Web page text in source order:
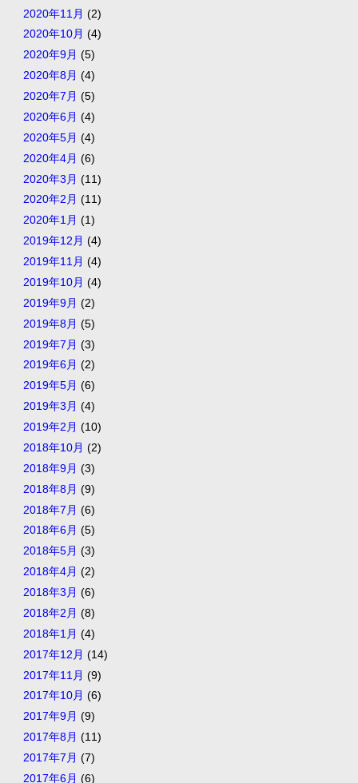
2020年11月 (2)
2020年10月 (4)
2020年9月 (5)
2020年8月 (4)
2020年7月 (5)
2020年6月 (4)
2020年5月 (4)
2020年4月 (6)
2020年3月 (11)
2020年2月 (11)
2020年1月 (1)
2019年12月 (4)
2019年11月 (4)
2019年10月 (4)
2019年9月 (2)
2019年8月 (5)
2019年7月 (3)
2019年6月 (2)
2019年5月 (6)
2019年3月 (4)
2019年2月 (10)
2018年10月 (2)
2018年9月 (3)
2018年8月 (9)
2018年7月 (6)
2018年6月 (5)
2018年5月 (3)
2018年4月 (2)
2018年3月 (6)
2018年2月 (8)
2018年1月 (4)
2017年12月 (14)
2017年11月 (9)
2017年10月 (6)
2017年9月 (9)
2017年8月 (11)
2017年7月 (7)
2017年6月 (6)